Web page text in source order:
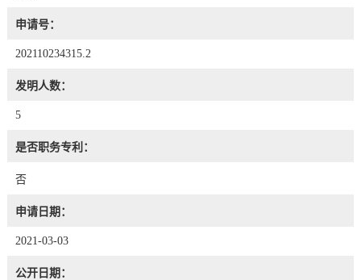
申请号：
202110234315.2
发明人数：
5
是否职务专利：
否
申请日期：
2021-03-03
公开日期：